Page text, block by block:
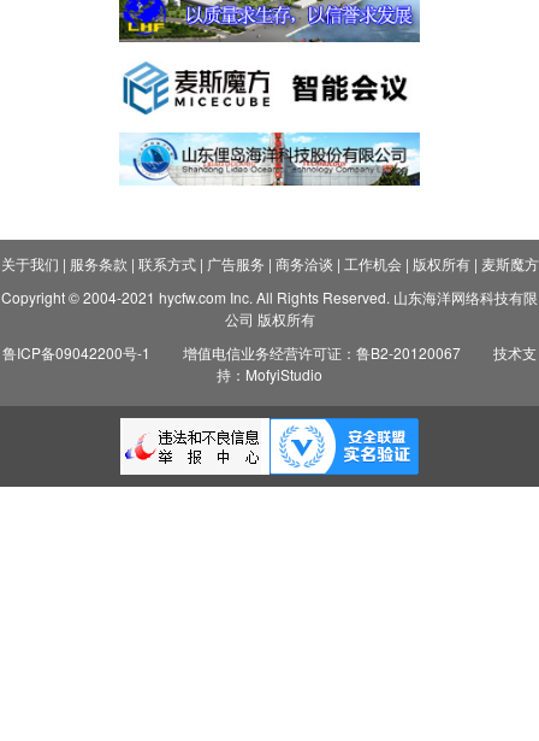
关于我们 | 服务条款 | 联系方式| 广告服务 | 商务洽谈 | 工作机会| 版权所有| 麦斯魔方
Copyright © 2004-2021 hycfw.com Inc. All Rights Reserved. 山东海洋网络科技有限
公司 版权所有
鲁ICP备09042200号-1
增值电信业务经营许可证：鲁B2-20120067
技术支
持：MofyiStudio